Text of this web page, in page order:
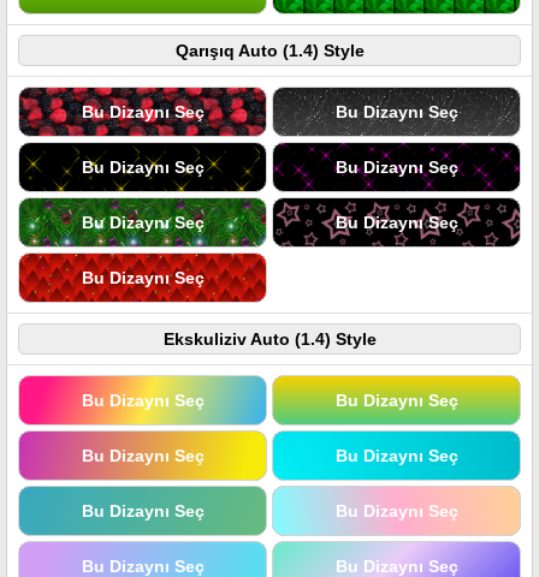
Qarışıq Auto (1.4) Style
Bu Dizaynı Seç Bu Dizaynı Seç
Bu Dizaynı Seç Bu Dizaynı Seç
Bu Dizaynı Seç Bu Dizaynı Seç
Bu Dizaynı Seç
Ekskuliziv Auto (1.4) Style
Bu Dizaynı Seç Bu Dizaynı Seç
Bu Dizaynı Seç Bu Dizaynı Seç
Bu Dizaynı Seç Bu Dizaynı Seç
Bu Dizaynı Seç Bu Dizaynı Seç